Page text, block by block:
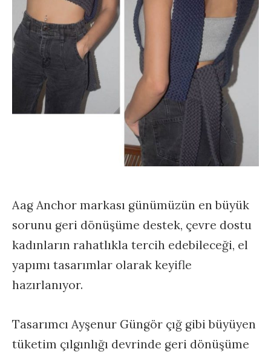
Aag Anchor markası günümüzün en büyük
sorunu geri dönüşüme destek, çevre dostu
kadınların rahatlıkla tercih edebileceği, el
yapımı tasarımlar olarak keyifle
hazırlanıyor.
Tasarımcı Ayşenur Güngör çığ gibi büyüyen
tüketim çılgınlığı devrinde geri dönüşüme